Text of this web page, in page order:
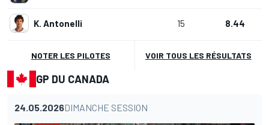
K. Antonelli 15 8.44
NOTER LES PILOTES VOIR TOUS LES RÉSULTATS
GP DU CANADA
24.05.2026DIMANCHE SESSION